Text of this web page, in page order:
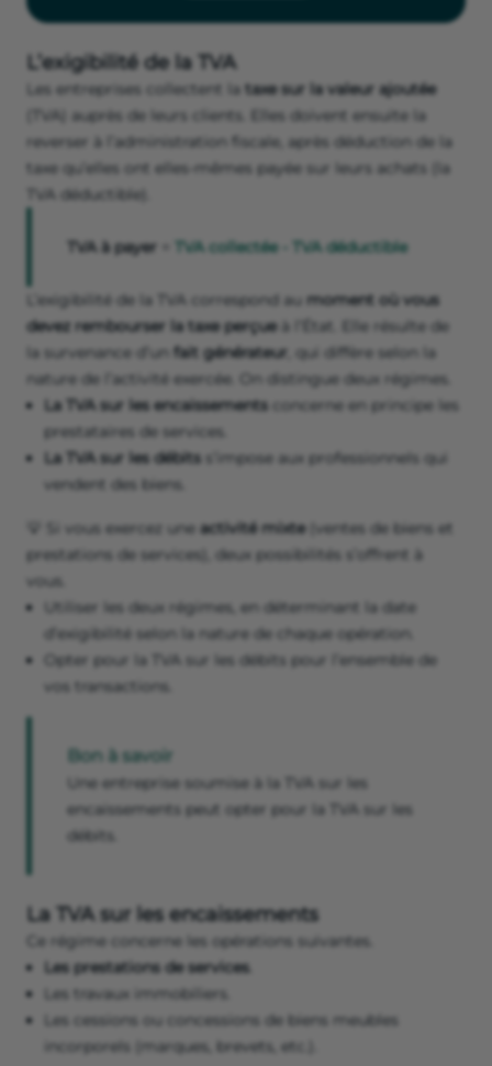
L’exigibilité de la TVA
Les entreprises collectent la taxe sur la valeur ajoutée
(TVA) auprès de leurs clients. Elles doivent ensuite la
reverser à l’administration fiscale, après déduction de la
taxe qu’elles ont elles-mêmes payée sur leurs achats (la
TVA déductible).
TVA à payer TVA collectée - TVA déductible
L’exigibilité de la TVA correspond au moment où vous
devez rembourser la taxe perçueà l’État. Elle résulte de
la survenance d’un fait générateur , qui diffère selon la
nature de l’activité exercée. On distingue deux régimes.
La TVA sur les encaissements concerne en principe les
prestataires de services.
La TVA sur les débits s’impose aux professionnels qui
vendent des biens.
💡 Si vous exercez une activité mixte(ventes de biens et
prestations de services), deux possibilités s’offrent à
vous.
Utiliser les deux régimes, en déterminant la date
d’exigibilité selon la nature de chaque opération.
Opter pour la TVA sur les débits pour l’ensemble de
vos transactions.
Bon à savoir
Une entreprise soumise à la TVA sur les
encaissements peut opter pour la TVA sur les
débits.
La TVA sur les encaissements
Ce régime concerne les opérations suivantes.
Les prestations de services.
Les travaux immobiliers.
Les cessions ou concessions de biens meubles
incorporels (marques, brevets, etc.).